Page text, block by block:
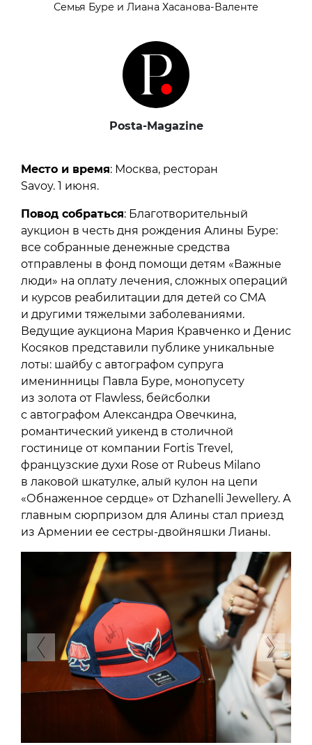
Семья Буре и Лиана Хасанова-Валенте
Posta-Magazine
Место и время: Москва, ресторан
Savoy. 1 июня.
Повод собраться: Благотворительный
аукцион в честь дня рождения Алины Буре:
все собранные денежные средства
отправлены в фонд помощи детям «Важные
люди» на оплату лечения, сложных операций
и курсов реабилитации для детей со СМА
и другими тяжелыми заболеваниями.
Ведущие аукциона Мария Кравченко и Денис
Косяков представили публике уникальные
лоты: шайбу с автографом супруга
именинницы Павла Буре, монопусету
из золота от Flawless, бейсболки
с автографом Александра Овечкина,
романтический уикенд в столичной
гостинице от компании Fortis Trevel,
французские духи Rosе от Rubeus Milano
в лаковой шкатулке, алый кулон на цепи
«Обнаженное сердце» от Dzhanelli Jewellery. А
главным сюрпризом для Алины стал приезд
из Армении ее сестры-двойняшки Лианы.
Previous Next